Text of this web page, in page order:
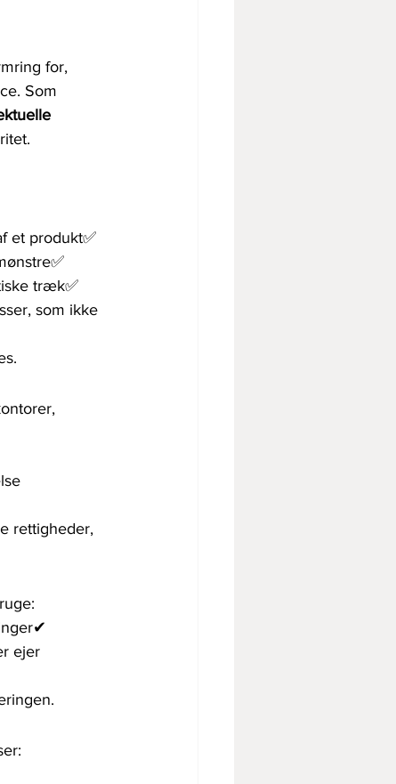
for,
Som
et produkt✅
træk✅
som ikke
rettigheder,
ejer